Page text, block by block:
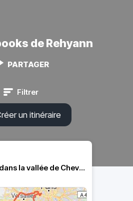
de Rehyann
PARTAGER
Filtrer
un itinéraire
Petite Balade dans la vallée de Chevreuse